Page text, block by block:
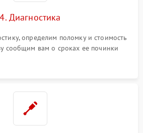
4. Диагностика
определим поломку и стоимость
сообщим вам о сроках ее починки